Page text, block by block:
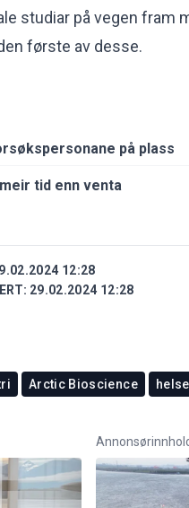
studiar på vegen fram
første av desse.
på plass
tid enn venta
12:28
29.02.2024 12:28
Arctic Bioscience helse